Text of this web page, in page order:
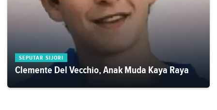
SEPUTAR SIJORI
Clemente Del Vecchio, Anak Muda Kaya Raya